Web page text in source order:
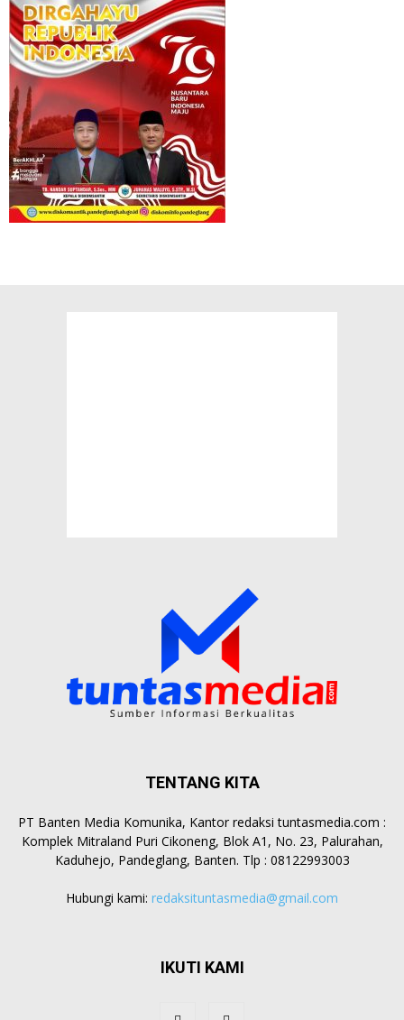
TENTANG KITA
PT Banten Media Komunika, Kantor redaksi tuntasmedia.com :
Komplek Mitraland Puri Cikoneng, Blok A1, No. 23, Palurahan,
Kaduhejo, Pandeglang, Banten. Tlp : 08122993003
Hubungi kami: redaksituntasmedia@gmail.com
IKUTI KAMI